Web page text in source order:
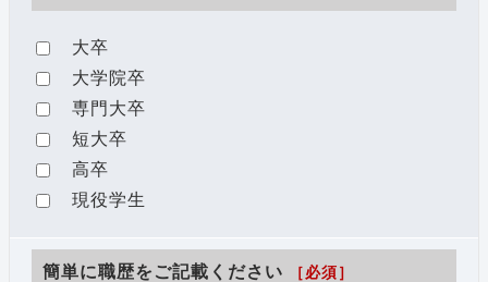
大卒
大学院卒
専門大卒
短大卒
高卒
現役学生
簡単に職歴をご記載ください ［必須］